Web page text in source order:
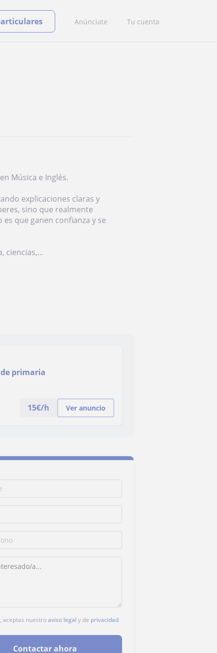
Anúnciate Tu cuenta
Música e Inglés.
explicaciones claras y
sino que realmente
que ganen confianza y se
ciencias,...
primaria
15€/h Ver anuncio
aceptas nuestroaviso legal y de privacidad
Contactar ahora